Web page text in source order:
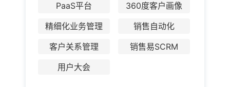
PaaS平台
360度客户画像
精细化业务管理
销售自动化
客户关系管理
销售易SCRM
用户大会